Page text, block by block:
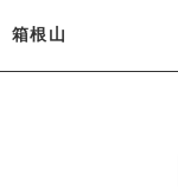
箱根山